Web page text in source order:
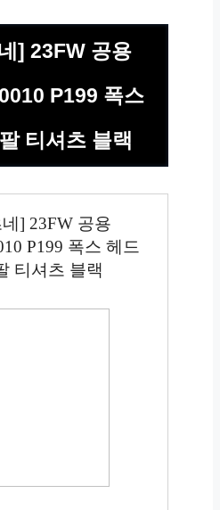
] 23FW 공용
P199 폭스
티셔츠 블랙
] 23FW 공용
P199 폭스 헤드
티셔츠 블랙